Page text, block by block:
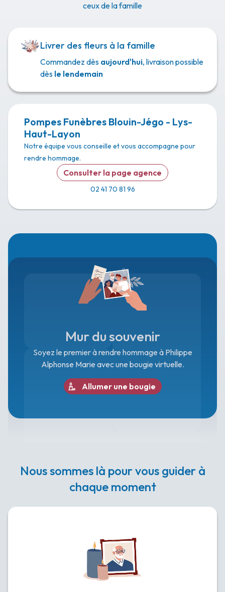
ceux de la famille
Livrer des fleurs à la famille
Commandez dès aujourd'hui, livraison possible
dès le lendemain
Pompes Funèbres Blouin-Jégo - Lys-
Haut-Layon
Notre équipe vous conseille et vous accompagne pour
rendre hommage.
Consulter la page agence
02 41 70 81 96
Mur du souvenir
Soyez le premier à rendre hommage à Philippe
Alphonse Marie avec une bougie virtuelle.
Allumer une bougie
Nous sommes là pour vous guider à
chaque moment